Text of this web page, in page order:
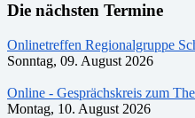
Die nächsten Termine
Onlinetreffen Regionalgruppe
Sonntag, 09. August 2026
Online - Gesprächskreis zum
Montag, 10. August 2026